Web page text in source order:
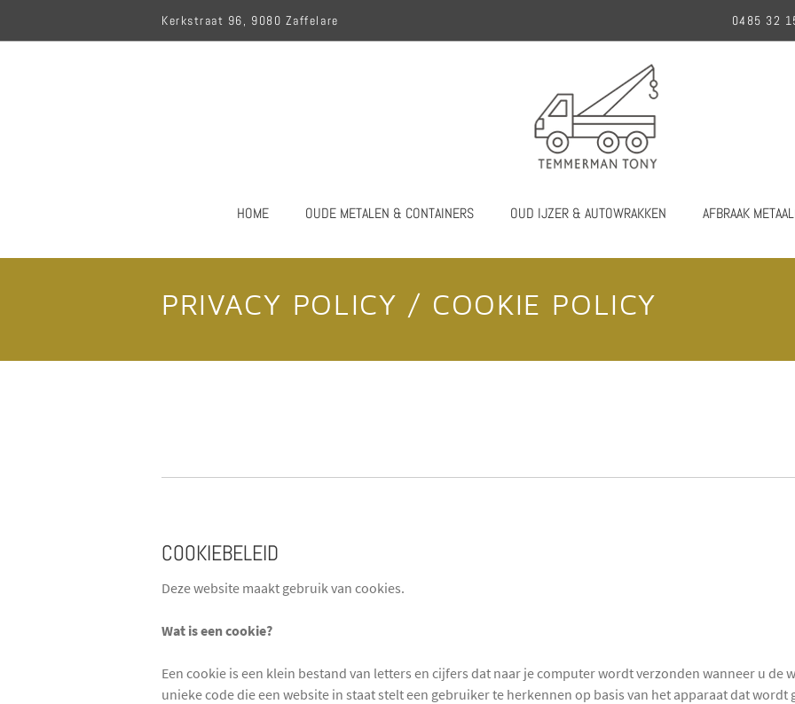
Kerkstraat 96, 9080 Zaffelare 0485 32
HOME OUDE METALEN & CONTAINERS OUD IJZER & AUTOWRAKKEN AFBRAAK
PRIVACY POLICY / COOKIE POLICY
COOKIEBELEID
Deze website maakt gebruik van cookies.
Wat is een cookie?
Een cookie is een klein bestand van letters en cijfers dat naar je computer wordt verzonden wanneer u de
unieke code die een website in staat stelt een gebruiker te herkennen op basis van het apparaat dat wordt